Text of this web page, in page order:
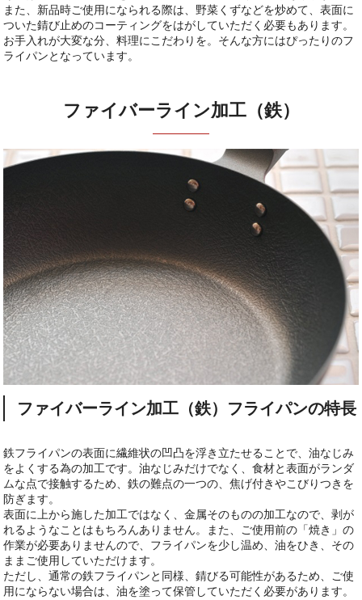
また、新品時ご使用になられる際は、野菜くずなどを炒めて、表面に
ついた錆び止めのコーティングをはがしていただく必要もあります。
お手入れが大変な分、料理にこだわりを。そんな方にはぴったりのフ
ライパンとなっています。
ファイバーライン加工（鉄）
ファイバーライン加工（鉄）フライパンの特長
鉄フライパンの表面に繊維状の凹凸を浮き立たせることで、油なじみ
をよくする為の加工です。油なじみだけでなく、食材と表面がランダ
ムな点で接触するため、鉄の難点の一つの、焦げ付きやこびりつきを
防ぎます。
表面に上から施した加工ではなく、金属そのものの加工なので、剥が
れるようなことはもちろんありません。また、ご使用前の「焼き」の
作業が必要ありませんので、フライパンを少し温め、油をひき、その
ままご使用していただけます。
ただし、通常の鉄フライパンと同様、錆びる可能性があるため、ご使
用にならない場合は、油を塗って保管していただく必要があります。